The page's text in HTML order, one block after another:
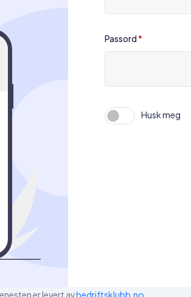
Passord*
Husk meg
er levert avbedriftsklubb.no